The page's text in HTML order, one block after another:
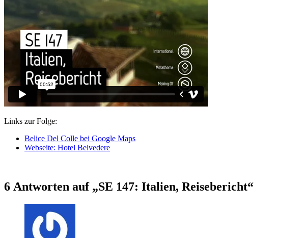
Links zur Folge:
Belice Del Colle bei Google Maps
Webseite: Hotel Belvedere
6 Antworten auf „SE 147: Italien, Reisebericht“